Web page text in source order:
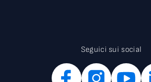
Seguici sui social